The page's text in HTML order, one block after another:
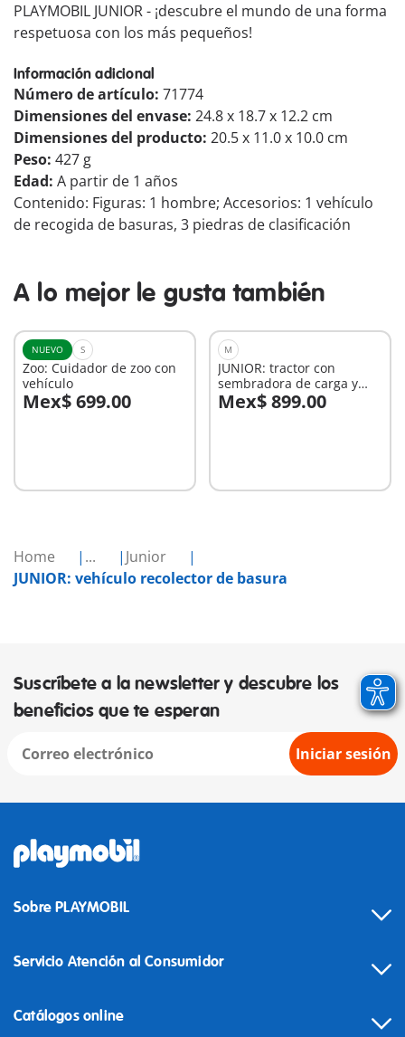
Home ...
Junior
JUNIOR: vehículo recolector de basura
PLAYMOBIL JUNIOR - ¡descubre el mundo de una forma
respetuosa con los más pequeños!
Información adicional
Número de artículo: 71774
Dimensiones del envase: 24.8 x 18.7 x 12.2 cm
Dimensiones del producto: 20.5 x 11.0 x 10.0 cm
Peso: 427 g
Edad: A partir de 1 años
Contenido: Figuras: 1 hombre; Accesorios: 1 vehículo
de recogida de basuras, 3 piedras de clasificación
A lo mejor le gusta también
NUEVO S
Zoo: Cuidador de zoo con
vehículo
Mex$ 699.00
A la cesta
M
JUNIOR: tractor con
sembradora de carga y
descarga
Mex$ 899.00
A la cesta
Suscríbete a la newsletter y descubre los
beneficios que te esperan
Iniciar sesión
Sobre PLAYMOBIL
Servicio Atención al Consumidor
Catálogos online